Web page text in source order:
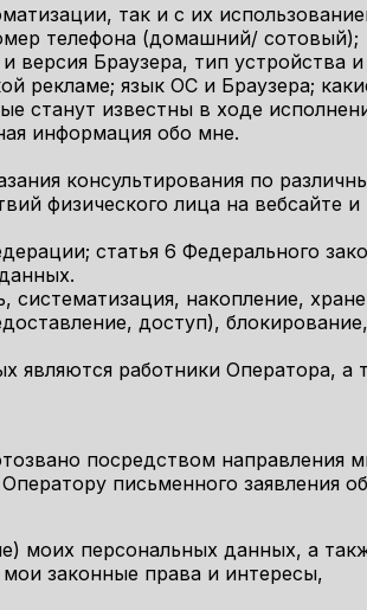
так и с их
телефона (домашний/ сотовый);
версия Браузера, тип устройства и
рекламе; язык ОС и Браузера;
станут известны в ходе
информация обо мне.
консультирования по
физического лица на вебсайте и
статья 6 Федерального
накопление,
доступ),
являются работники Оператора, а
посредством направления
письменного заявления
моих персональных данных, а
законные права и интересы,